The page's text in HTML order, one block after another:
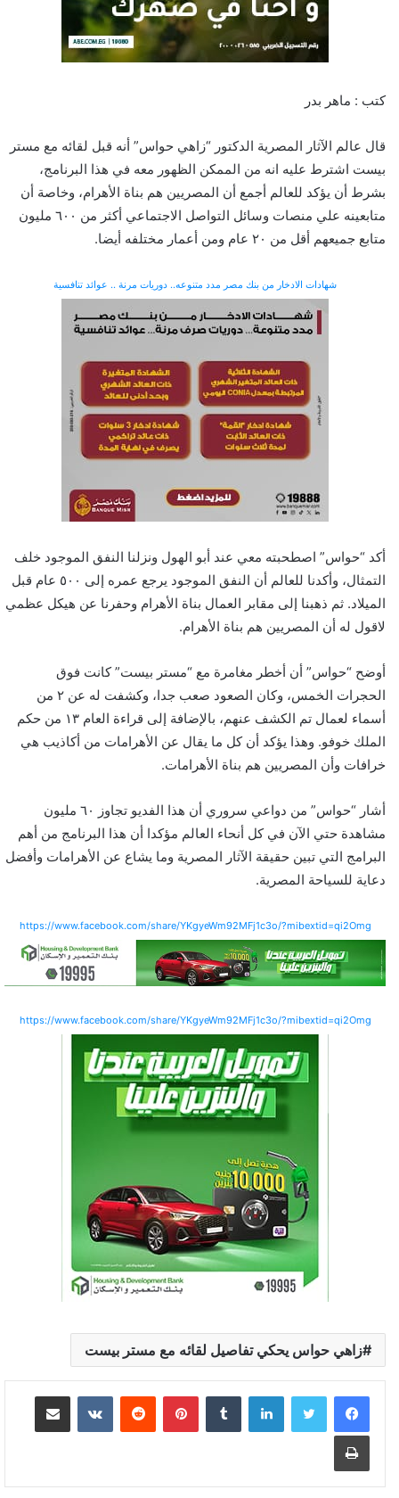
كتب : ماهر بدر
قال عالم الآثار المصرية الدكتور “زاهي حواس” أنه قبل لقائه مع مستر
بيست اشترط عليه انه من الممكن الظهور معه في هذا البرنامج،
بشرط أن يؤكد للعالم أجمع أن المصريين هم بناة الأهرام، وخاصة أن
متابعينه علي منصات وسائل التواصل الاجتماعي أكثر من ٦٠٠ مليون
متابع جميعهم أقل من ٢٠ عام ومن أعمار مختلفه أيضا.
شهادات الادخار من بنك مصر مدد متنوعه.. دوريات مرنة .. عوائد تنافسية
أكد “حواس” اصطحبته معي عند أبو الهول ونزلنا النفق الموجود خلف
التمثال، وأكدنا للعالم أن النفق الموجود يرجع عمره إلى ٥٠٠ عام قبل
الميلاد. ثم ذهبنا إلى مقابر العمال بناة الأهرام وحفرنا عن هيكل عظمي
لاقول له أن المصريين هم بناة الأهرام.
أوضح “حواس” أن أخطر مغامرة مع “مستر بيست” كانت فوق
الحجرات الخمس، وكان الصعود صعب جدا، وكشفت له عن ٢ من
أسماء لعمال تم الكشف عنهم، بالإضافة إلى قراءة العام ١٣ من حكم
الملك خوفو. وهذا يؤكد أن كل ما يقال عن الأهرامات من أكاذيب هي
خرافات وأن المصريين هم بناة الأهرامات.
أشار “حواس” من دواعي سروري أن هذا الفديو تجاوز ٦٠ مليون
مشاهدة حتي الآن في كل أنحاء العالم مؤكدا أن هذا البرنامج من أهم
البرامج التي تبين حقيقة الآثار المصرية وما يشاع عن الأهرامات وأفضل
دعاية للسياحة المصرية.
https://www.facebook.com/share/YKgyeWm92MFj1c3o/?mibextid=qi2Omg
https://www.facebook.com/share/YKgyeWm92MFj1c3o/?mibextid=qi2Omg
زاهي حواس يحكي تفاصيل لقائه مع مستر بيست
لينكدإن بينتيريست